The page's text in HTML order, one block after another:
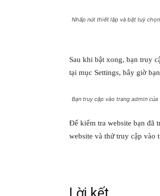
Nhấp nút thiết lập và bật tuỳ
Sau khi bật xong, bạn truy
tại mục Settings, bây giờ
Bạn truy cập vào trang admin
Để kiểm tra website bạn đã
website và thử truy cập vào